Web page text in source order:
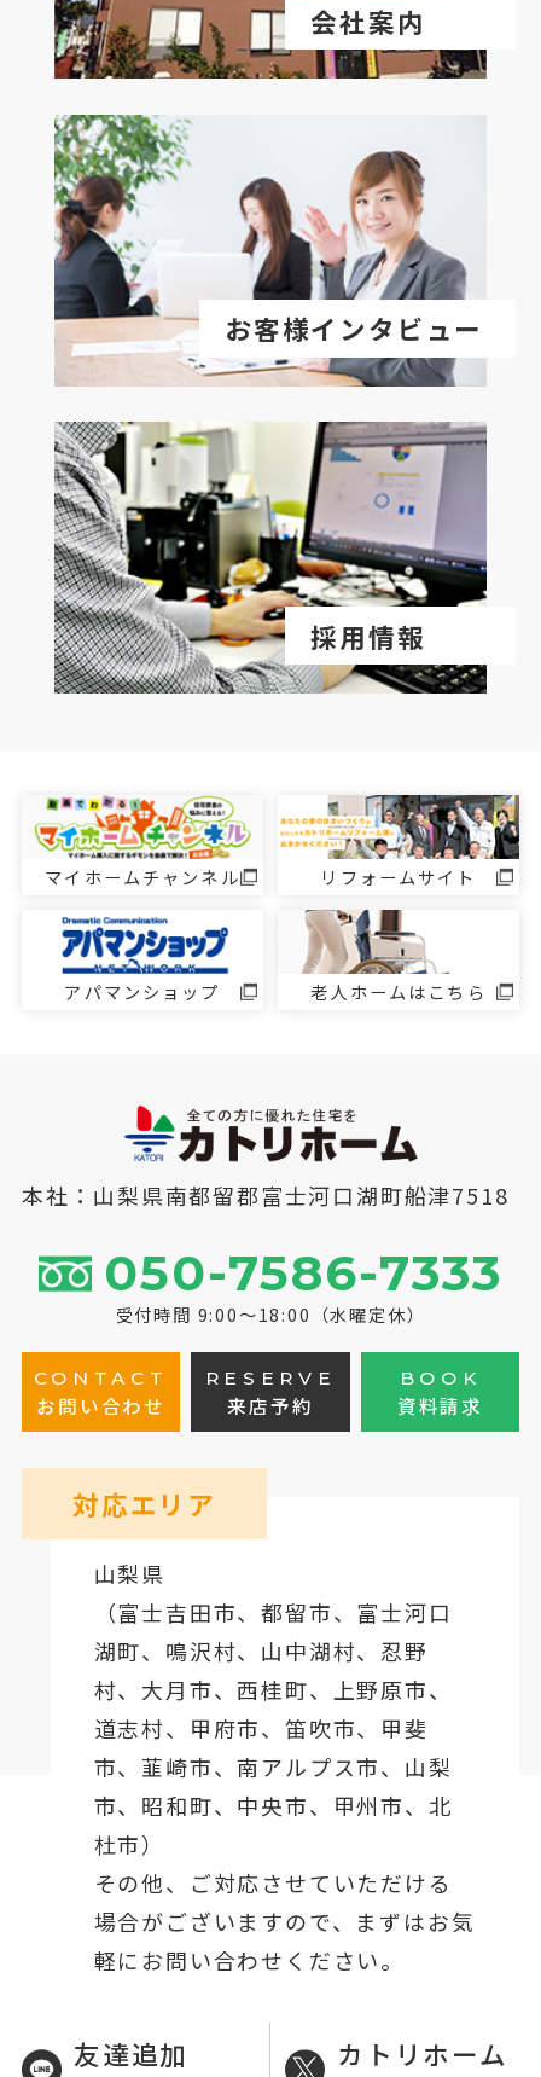
会社案内
お客様インタビュー
採用情報
マイホームチャンネル リフォームサイト
アパマンショップ 老人ホームはこちら
本社：山梨県南都留郡富士河口湖町船津7518
050-7586-7333
受付時間 9:00～18:00（水曜定休）
CONTACT
お問い合わせ
RESERVE
来店予約
BOOK
資料請求
対応エリア
山梨県
（富士吉田市、都留市、 富士河口
湖町、鳴沢村、山中湖村、忍野
村、 大月市、西桂町、上野原市、
道志村、 甲府市、笛吹市、甲斐
市、韮崎市、南アルプス市、山梨
市、昭和町、中央市、甲州市、北
杜市）
その他、ご対応させていただける
場合がございますので、まずはお気
軽にお問い合わせください。
友達追加 カトリホーム